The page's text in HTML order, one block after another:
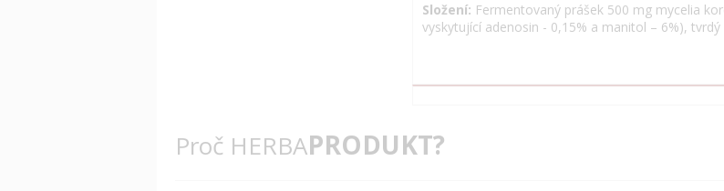
Složení: Fermentovaný prášek 500 mg mycelia
vyskytující adenosin - 0,15% a manitol – 6%),
Proč HERBAPRODUKT?